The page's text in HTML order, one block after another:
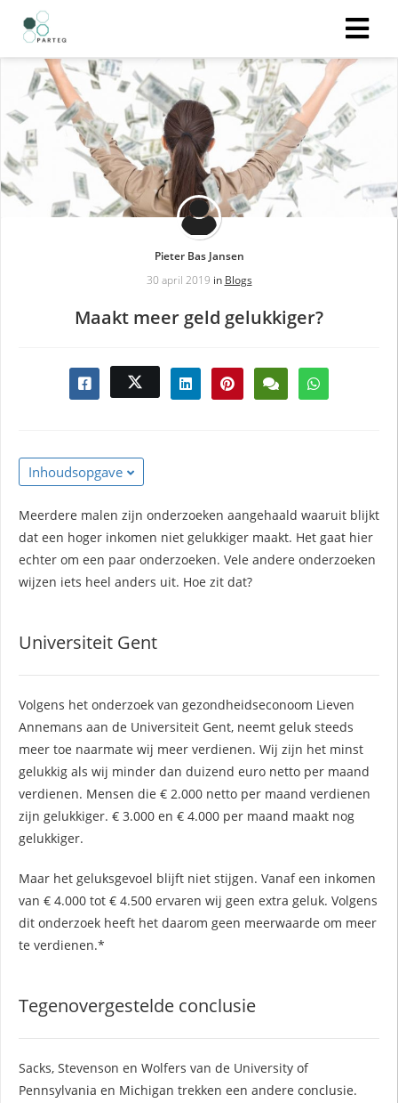
Pieter Bas Jansen
30 april 2019 in Blogs
Maakt meer geld gelukkiger?
Inhoudsopgave
Meerdere malen zijn onderzoeken aangehaald waaruit blijkt
dat een hoger inkomen niet gelukkiger maakt. Het gaat hier
echter om een paar onderzoeken. Vele andere onderzoeken
wijzen iets heel anders uit. Hoe zit dat?
Universiteit Gent
Volgens het onderzoek van gezondheidseconoom Lieven
Annemans aan de Universiteit Gent, neemt geluk steeds
meer toe naarmate wij meer verdienen. Wij zijn het minst
gelukkig als wij minder dan duizend euro netto per maand
verdienen. Mensen die € 2.000 netto per maand verdienen
zijn gelukkiger. € 3.000 en € 4.000 per maand maakt nog
gelukkiger.
Maar het geluksgevoel blijft niet stijgen. Vanaf een inkomen
van € 4.000 tot € 4.500 ervaren wij geen extra geluk. Volgens
dit onderzoek heeft het daarom geen meerwaarde om meer
te verdienen.*
Tegenovergestelde conclusie
Sacks, Stevenson en Wolfers van de University of
Pennsylvania en Michigan trekken een andere conclusie.
worden
om
van
gebruikt
te
de
Hierdoor